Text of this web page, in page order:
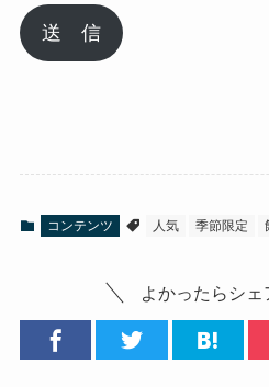
送 信
コンテンツ 人気 季節限定
よかったらシェ